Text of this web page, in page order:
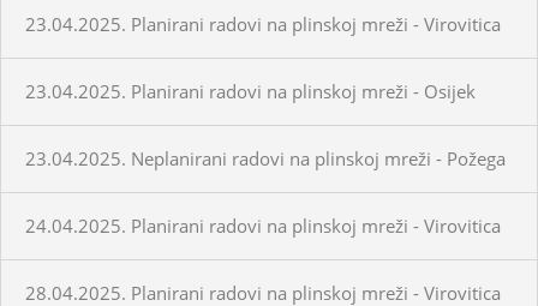
23.04.2025. Planirani radovi na plinskoj mreži - Virovitica
23.04.2025. Planirani radovi na plinskoj mreži - Osijek
23.04.2025. Neplanirani radovi na plinskoj mreži - Požega
24.04.2025. Planirani radovi na plinskoj mreži - Virovitica
28.04.2025. Planirani radovi na plinskoj mreži - Virovitica